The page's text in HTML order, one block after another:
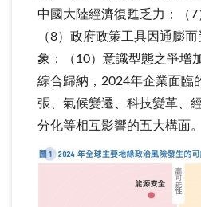
中國大陸經濟復甦乏力；（7
（8）政府政策工具因通膨
象；（10）意識型態之爭增
綜合歸納，2024年企業面臨
張、氣候變遷、科技變革、
分化等相互影響的五大構面。